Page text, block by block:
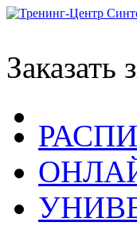
Заказать